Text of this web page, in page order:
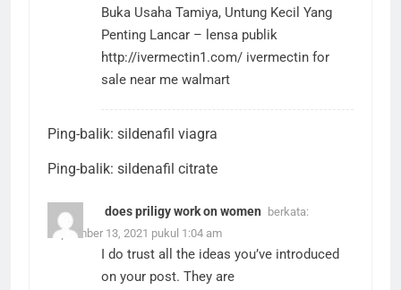
Buka Usaha Tamiya, Untung Kecil Yang
Penting Lancar – lensa publik
http://ivermectin1.com/ ivermectin for
sale near me walmart
Ping-balik: sildenafil viagra
Ping-balik: sildenafil citrate
does priligy work on women
berkata:
September 13, 2021 pukul 1:04 am
I do trust all the ideas you’ve introduced
on your post. They are